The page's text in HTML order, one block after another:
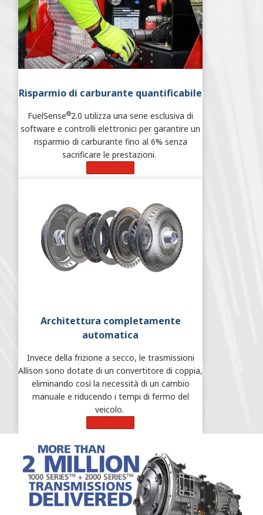
Risparmio di carburante quantificabile
FuelSense®2.0 utilizza una serie esclusiva di
software e controlli elettronici per garantire un
risparmio di carburante fino al 6% senza
sacrificare le prestazioni.
Architettura completamente
automatica
Invece della frizione a secco, le trasmissioni
Allison sono dotate di un convertitore di coppia,
eliminando così la necessità di un cambio
manuale e riducendo i tempi di fermo del
veicolo.